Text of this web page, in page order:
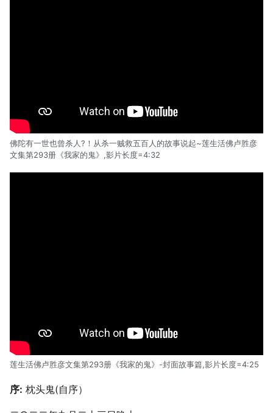
佛陀有一世也曾杀人?！从杀一贼救五百人的故事说起~莲生活佛卢胜彦
文集第293册《我家的鬼》,影片长度=4:32
莲生活佛卢胜彦文集第293册《我家的鬼》-封面故事篇,影片长度=4:25
序: 枕头鬼(自序）